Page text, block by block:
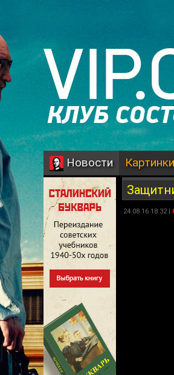
Новости Картинки
24.08.16 18:32 |